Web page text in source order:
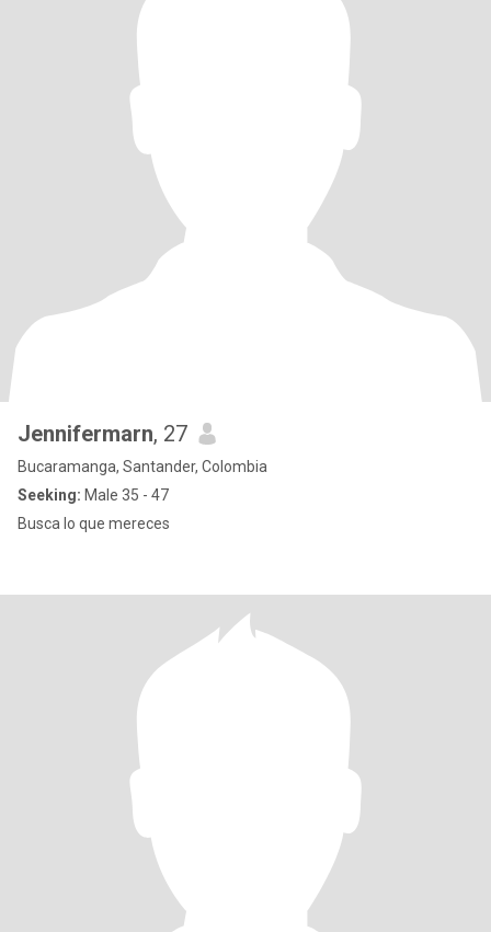
Jennifermarn, 27
Bucaramanga, Santander, Colombia
Seeking: Male 35 - 47
Busca lo que mereces